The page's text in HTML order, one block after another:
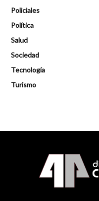
Policiales
Política
Salud
Sociedad
Tecnología
Turismo